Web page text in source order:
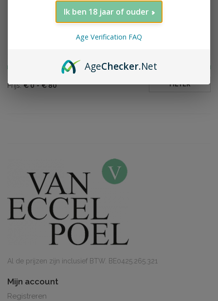
Prijs:€0 - €80 FILTER
Al de prijzen zijn inclusief BTW. BE0425.265.321
Mijn account
Registreren
Ik ben 18 jaar of ouder
Age Verification FAQ
AgeChecker.Net